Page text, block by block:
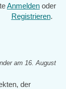
Anmelden oder
Registrieren.
am 16. August
der